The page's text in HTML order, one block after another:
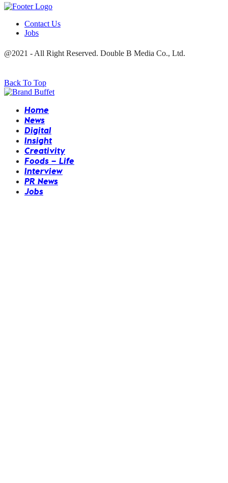
Contact Us
Jobs
@2021 - All Right Reserved. Double B Media Co., Ltd.
Back To Top
Home
News
Digital
Insight
Creativity
Foods – Life
Interview
PR News
Jobs